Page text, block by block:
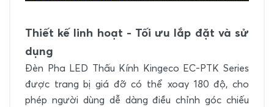
Thiết kế linh hoạt - Tối ưu lắp đặt và sử
dụng
Đèn Pha LED Thấu Kính Kingeco EC-PTK Series
được trang bị giá đỡ có thể xoay 180 độ, cho
phép người dùng dễ dàng điều chỉnh góc chiếu